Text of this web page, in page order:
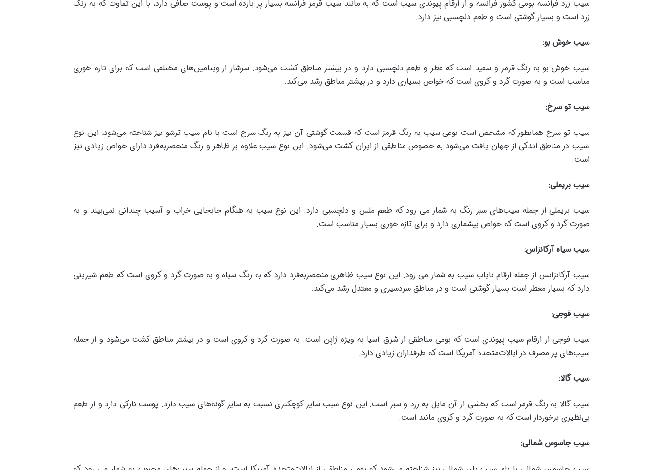
سیب زرد فرانسه بومی کشور فرانسه و از ارقام پیوندی سیب است که به مانند سیب قرمز فرانسه بسیار پر بازده است و پوست صافی دارد، با این تفاوت که به رنگ
زرد است و بسیار گوشتی است و طعم دلچسبی نیز دارد.
سیب خوش بو:
سیب خوش بو به رنگ قرمز و سفید است که عطر و طعم دلچسبی دارد و در بیشتر مناطق کشت می‌شود. سرشار از ویتامین‌های مختلفی است که برای تازه خوری
مناسب است و به صورت گرد و کروی است که خواص بسیاری دارد و در بیشتر مناطق رشد می‌کند.
سیب تو سرخ:
سیب تو سرخ همانطور که مشخص است نوعی سیب به رنگ قرمز است که قسمت گوشتی آن نیز به رنگ سرخ است با نام سیب ترشو نیز شناخته می‌شود، این نوع
سیب در مناطق اندکی از جهان یافت می‌شود به خصوص مناطقی از ایران کشت می‌شود. این نوع سیب علاوه بر ظاهر و رنگ منحصربه‌فرد دارای خواص زیادی نیز
است.
سیب بریملی:
سیب بریملی از جمله سیب‌های سبز رنگ به شمار می رود که طعم ملس و دلچسبی دارد. این نوع سیب به هنگام جابجایی خراب و آسیب چندانی نمی‌بیند و به
صورت گرد و کروی است که خواص بیشماری دارد و برای تازه خوری بسیار مناسب است.
سیب سیاه آرکانزاس:
سیب آرکانزانس از جمله ارقام نایاب سیب به شمار می رود. این نوع سیب ظاهری منحصربه‌فرد دارد که به رنگ سیاه و به صورت گرد و کروی است که طعم شیرینی
دارد که بسیار معطر است بسیار گوشتی است و در مناطق سردسیری و معتدل رشد می‌کند.
سیب فوجی:
سیب فوجی از ارقام سیب پیوندی است که بومی مناطقی از شرق آسیا به ویژه ژاپن است. به صورت گرد و کروی است و در بیشتر مناطق کشت می‌شود و از جمله
سیب‌های پر مصرف در ایالات‌متحده آمریکا است که طرفداران زیادی دارد.
سیب گالا:
سیب گالا به رنگ قرمز است که بخشی از آن مایل به زرد و سبز است. این نوع سیب سایز کوچکتری نسبت به سایر گونه‌های سیب دارد. پوست نازکی دارد و از طعم
بی‌نظیری برخوردار است که به صورت گرد و کروی مانند است.
سیب جاسوس شمالی: